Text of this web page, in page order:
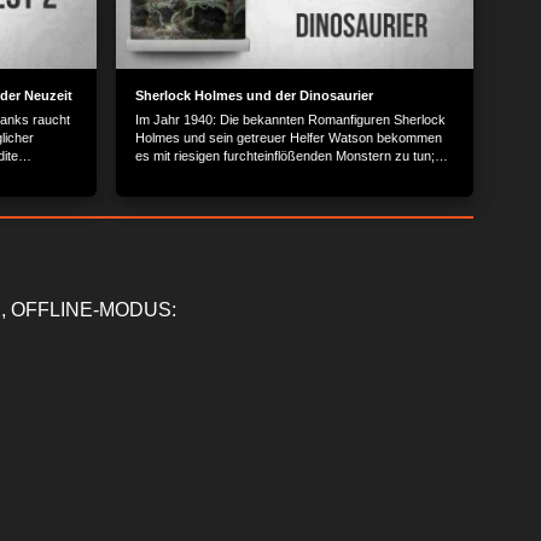
Neuzeit
raucht
Sherlock Holmes und der Dinosaurier
Im Jahr 1940: Die bekannten Romanfiguren Sherlock
Holmes und sein getreuer Helfer Watson bekommen
es mit riesigen furchteinflößenden Monstern zu tun;
OFFLINE-MODUS: